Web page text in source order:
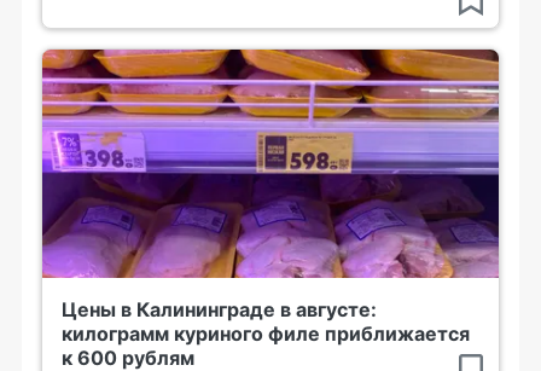
Цены в Калининграде в августе:
килограмм куриного филе приближается
к 600 рублям